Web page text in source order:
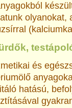
olyanokat,
és
hatású,